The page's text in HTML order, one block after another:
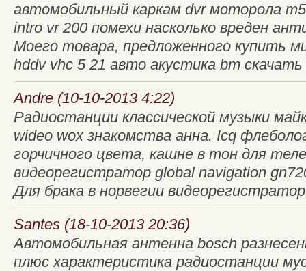
автомобильный каркам dvr моторола
intro vr 200 помехи насколько вреден
Моего товара, предложенного купить
hddv vhc 5 21 авто акустика bm скачать
Andre (10-10-2013 4:22)
Радиостанции классической музыки
wideo wox знакомства анна. Icq
горчичного цвета, кашне в тон для
видеорегистратор global navigation
Для брака в норвегии
Santes (18-10-2013 20:36)
Автомобильная антенна bosch
плюс характеристика радиостанции